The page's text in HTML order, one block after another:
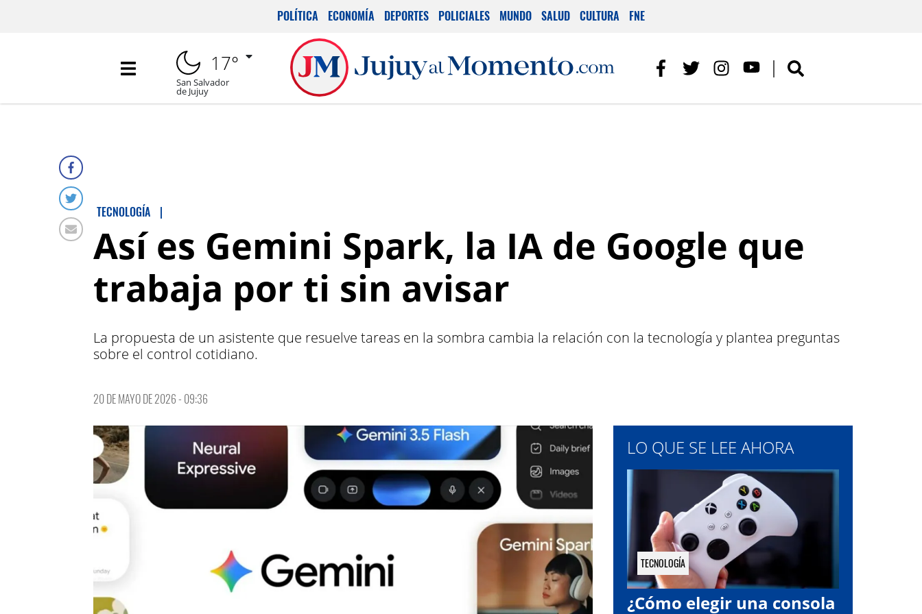
POLÍTICA ECONOMÍA DEPORTES POLICIALES MUNDO SALUD CULTURA FNE
17°
San Salvador
de Jujuy
TECNOLOGÍA |
Así es Gemini Spark, la IA de Google que
trabaja por ti sin avisar
La propuesta de un asistente que resuelve tareas en la sombra cambia la relación con la tecnología y plantea preguntas
sobre el control cotidiano.
20 DE MAYO DE 2026 - 09:36
LO QUE SE LEE AHORA
TECNOLOGÍA
¿Cómo elegir una consola